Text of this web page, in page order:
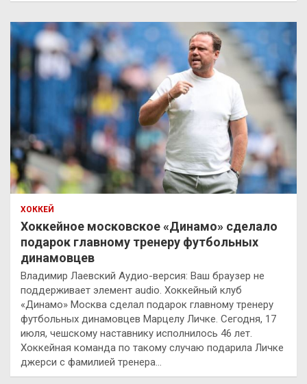
ХОККЕЙ
Хоккейное московское «Динамо» сделало
подарок главному тренеру футбольных
динамовцев
Владимир Лаевский Аудио-версия: Ваш браузер не
поддерживает элемент audio. Хоккейный клуб
«Динамо» Москва сделал подарок главному тренеру
футбольных динамовцев Марцелу Личке. Сегодня, 17
июля, чешскому наставнику исполнилось 46 лет.
Хоккейная команда по такому случаю подарила Личке
джерси с фамилией тренера…